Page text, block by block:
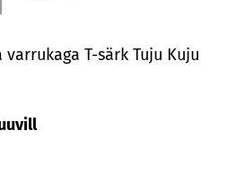
T-särk Tuju Kuju